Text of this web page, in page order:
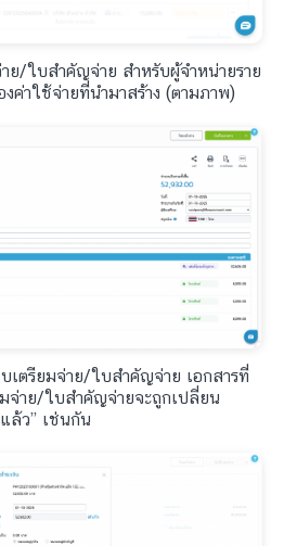
ย/ใบสำคัญจ่าย สำหรับผู้จำหน่ายราย
ค่าใช้จ่ายที่นำมาสร้าง (ตามภาพ)
เตรียมจ่าย/ใบสำคัญจ่าย เอกสารที่
จ่าย/ใบสำคัญจ่ายจะถูกเปลี่ยน
ล้ว” เช่นกัน